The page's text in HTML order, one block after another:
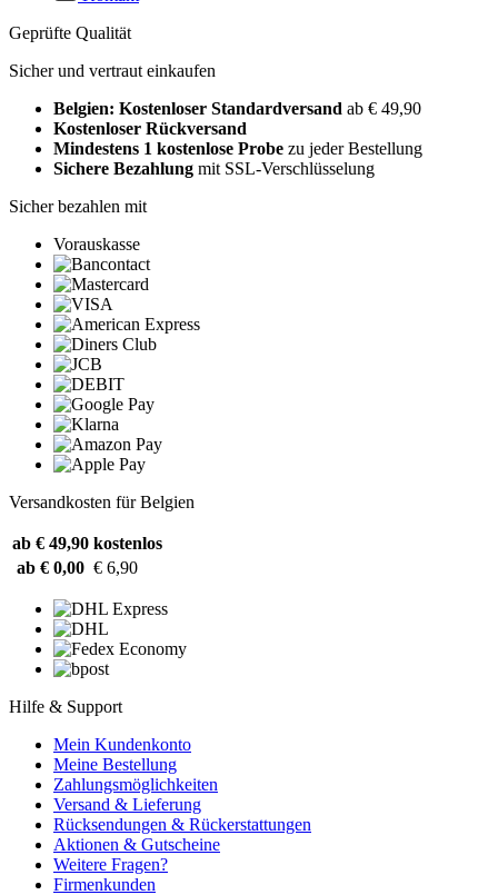
Geprüfte Qualität
Sicher und vertraut einkaufen
Belgien: Kostenloser Standardversand ab € 49,90
Kostenloser Rückversand
Mindestens 1 kostenlose Probe zu jeder Bestellung
Sichere Bezahlung mit SSL-Verschlüsselung
Sicher bezahlen mit
Vorauskasse
Versandkosten für Belgien
ab € 49,90 kostenlos
ab € 0,00 € 6,90
Hilfe & Support
Mein Kundenkonto
Meine Bestellung
Zahlungsmöglichkeiten
Versand & Lieferung
Rücksendungen & Rückerstattungen
Aktionen & Gutscheine
Weitere Fragen?
Firmenkunden